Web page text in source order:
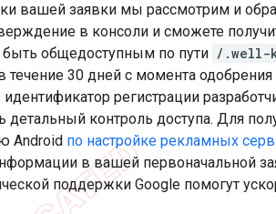
вашей заявки мы рассмотрим и
в консоли и сможете
общедоступным по пути /.well-
течение 30 дней с момента одобрения
идентификатор регистрации
детальный контроль доступа. Для
Android по настройке рекламных
в вашей первоначальной
поддержки Google помогут